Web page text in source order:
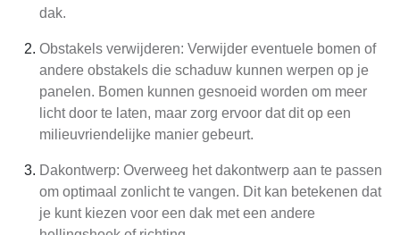
dak.
Obstakels verwijderen: Verwijder eventuele bomen of
andere obstakels die schaduw kunnen werpen op je
panelen. Bomen kunnen gesnoeid worden om meer
licht door te laten, maar zorg ervoor dat dit op een
milieuvriendelijke manier gebeurt.
Dakontwerp: Overweeg het dakontwerp aan te passen
om optimaal zonlicht te vangen. Dit kan betekenen dat
je kunt kiezen voor een dak met een andere